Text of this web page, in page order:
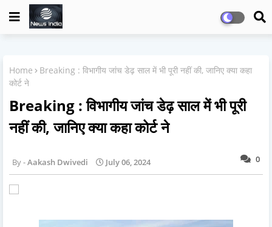
Home
Breaking : विभागीय जांच डेढ़ साल में भी पूरी नहीं की, जानिए क्या कहा
कोर्ट ने
Breaking : विभागीय जांच डेढ़ साल में भी पूरी
नहीं की, जानिए क्या कहा कोर्ट ने
0
Aakash Dwivedi July 06, 2024